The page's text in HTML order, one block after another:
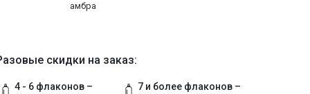
амбра
скидки на заказ:
4 - 6 флаконов –
7 и более флаконов –